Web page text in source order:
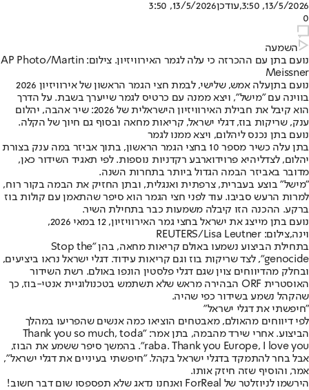
13/5/2026, 3:50
,עודכן13/5/2026, 3:50
0
השמעה
נועם בתן עם ההכרזה כי עלה לגמר האירוויזיון. צילום: AP Photo/Martin
Meissner
נועם בתן
עלה אמש, שלישי, לבמת חצי הגמר הראשון של אירוויזיון 2026
בווינה עם "מישל", ויצא ממנה עם כרטיס לגמר שייערך בשבת. על הדרך
הוא קיבל את חבילת האירוויזיון הישראלית של 2026: שיר אהבה, יהלום
ענק, שריקות בוז, דגלי ישראל, קריאות מחאה ובסוף גם חיוך של הקלה.
נועם בתן נכנס ליהלום, ויצא ממנו לגמר
בתן עלה כשיר מספר 10 בחצי הגמר הראשון, בתוך אביזר במה ענק בצורת
יהלום, לצדליהיא פרוידוארבע רקדניות נוספות. לפי תאגיד השידור כאן,
מדובר באביזר הבמה הגדול ביותר בתחרות השנה.
"מישל" בוצע בעברית, צרפתית ואנגלית, ובתן החזיק את הבמה בקור רוח,
למרות הרעש סביבו. עוד לפני חצי הגמר הוא סיפר שהתאמן עם קולות בוז
ברקע. ההכנה הזו קיבלה משמעות כבר בתחילת השיר.
נועם בתן מייצג את ישראל בחצי גמר האירוויזיון, 12 במאי 2026,
וינה,צילום: REUTERS/Lisa Leutner
בתחילת הביצוע נשמעו באולם קריאות מחאה, בהן "Stop the
genocide", לצד שריקות בוז וגם קריאות עידוד. דגלי ישראל נראו ביציעים,
ובחלק מהדיווחים צוין שגם דגלי פלסטין הונפו באולם. רשת השידור
האוסטרית ORF הבהירה מראש שלא תשתמש בטכנולוגיית אנטי-בוז, כך
שהקהל נשמע בשידור כפי שהיה.
"חיפשתי את דגלי ישראל"
לפי דיווחים מהאולם, מאבטחים הוציאו כמה אנשים שהפריעו במהלך
הביצוע. אחרי שירד מהבמה, בתן אמר: "Thank you so much, toda
raba. Thank you Europe, I love you". בהמשך סיפר ששמע את הבוז,
אבל בחר להתמקד בדגלי ישראל בקהל. "חיפשתי בעיניים את דגלי ישראל",
אמר, והוסיף שזה חיזק אותו.
הירשמו לניוזלטר של ForReal ואנחנו נדאג שלא תפספסו שום דבר חשוב!